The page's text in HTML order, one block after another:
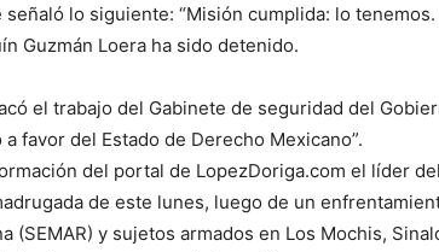
señaló lo siguiente: “Misión cumplida: lo
Guzmán Loera ha sido detenido.
el trabajo del Gabinete de seguridad del
favor del Estado de Derecho Mexicano”.
del portal de LopezDoriga.com el líder
de este lunes, luego de un
(SEMAR) y sujetos armados en Los Mochis,